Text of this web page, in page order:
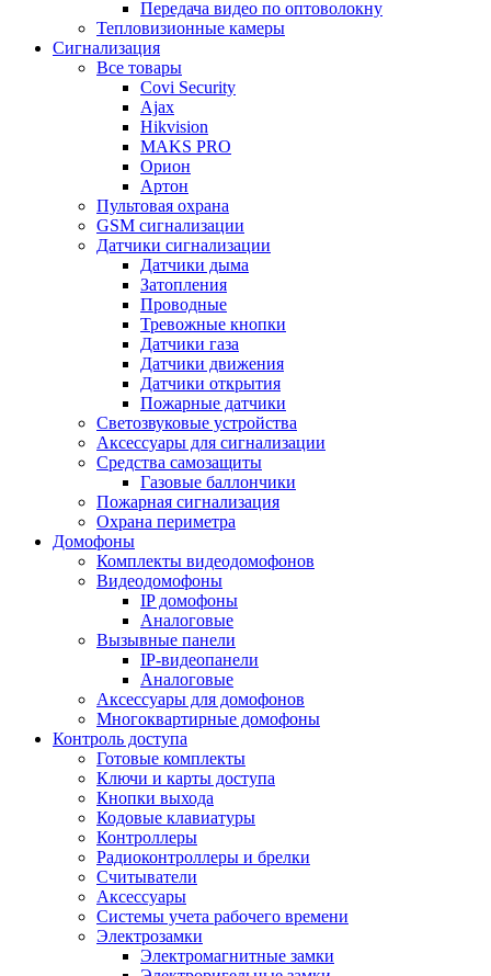
Передача видео по оптоволокну
Тепловизионные камеры
Сигнализация
Все товары
Covi Security
Ajax
Hikvision
MAKS PRO
Орион
Артон
Пультовая охрана
GSM сигнализации
Датчики сигнализации
Датчики дыма
Затопления
Проводные
Тревожные кнопки
Датчики газа
Датчики движения
Датчики открытия
Пожарные датчики
Светозвуковые устройства
Аксессуары для сигнализации
Средства самозащиты
Газовые баллончики
Пожарная сигнализация
Охрана периметра
Домофоны
Комплекты видеодомофонов
Видеодомофоны
IP домофоны
Аналоговые
Вызывные панели
IP-видеопанели
Аналоговые
Аксессуары для домофонов
Многоквартирные домофоны
Контроль доступа
Готовые комплекты
Ключи и карты доступа
Кнопки выхода
Кодовые клавиатуры
Контроллеры
Радиоконтроллеры и брелки
Считыватели
Аксессуары
Системы учета рабочего времени
Электрозамки
Электромагнитные замки